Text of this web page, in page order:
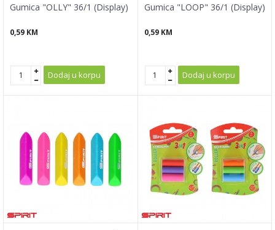
Gumica "OLLY" 36/1 (Display)
0,59 KM
Dodaj u korpu
Gumica "LOOP" 36/1 (Display)
0,59 KM
Dodaj u korpu